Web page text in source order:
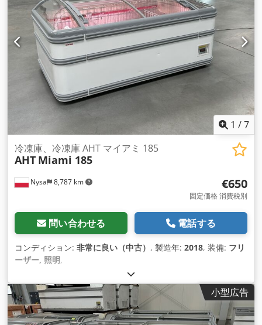
フリーザー, 照明, ファン・アイスSRLはルーマニアにおける
AHTの代理店として25年以上の実績がある。 すべての設備は改
装されていますが、弊社では改装されていないものも販売して
います。 改装中、提案された中古冷凍庫はすべて工場で完全な
修復を受けます： - ケースの傷やへこみを取り除きます； -
RAL9003（ホワイト）/RAL7043（グレー）の3面ラベリング
（ご要望により、任意のRALまたはデザインを選択可能
Cjdporhwt Sefx Akkerf - 衛生的に洗浄 - ガラス蓋のシール交換
- 内部は完全にアクセサリー化 - 壁面グリッドセット、棚、仕
切り板 - 変更統計の保存と設定温度の維持のため、冷凍庫の完
全なテストが実施されます； - 必要であれば、メーカー（AHT
Cooling Systems GmbH）の純正新品スペアパーツのみで修理
を行います； (当社の方針により、他の冷凍庫の部品を再調整
ー（AHT Cooling Systems GmbH）オリジナルの輸送用梱包材
で梱包されています； (お客様のご要望により、長距離や悪路
れたAHT EQシリーズ冷凍庫は、消耗品（冷媒、ガスケット、
ネオンランプなど）を除き、6ヶ月間部品保証されます。 - 単
体で使用可能 - ラインアップ可能 Btqqmuwb - アクセサリー在
庫あり（固定ブラケット、アイランドマルチプレックス用トッ
蓋） - スペアパーツあり（コンプレッサー、インバーター、コ
ントロールパネル、センサー、ファン）
1 /7
Nysa 8,787 km
冷凍庫、冷凍庫 AHT マイアミ 185
AHT Miami 185
€650
固定価格 消費税別
問い合わせる 電話する
コンディション: 非常に良い（中古） , 製造年: 2018, 装備: フリ
ーザー, 照明,
小型広告